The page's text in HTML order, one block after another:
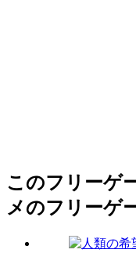
このフリーゲ
メのフリーゲ